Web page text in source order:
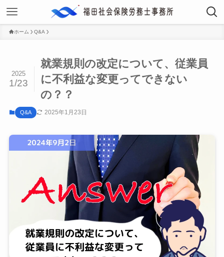
ホーム Q&A
就業規則の改定について、従業員
に不利益な変更ってできない
の？？
2025
1/23
Q&A 2025年1月23日